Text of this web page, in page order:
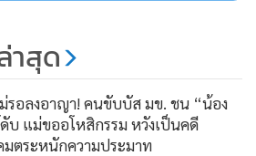
าสุด
รอลงอาญา! คนขับบัส มข. ชน “น้อง
บ แม่ขออโหสิกรรม หวังเป็นคดี
มตระหนักความประมาท